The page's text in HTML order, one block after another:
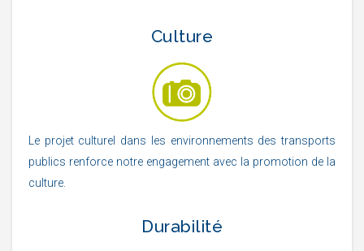
Culture
Le projet culturel dans les environnements des transports
publics renforce notre engagement avec la promotion de la
culture.
Durabilité